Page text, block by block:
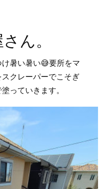
ん。
暑い暑い😅要所をマ
クレーパーでこそぎ
っていきます。